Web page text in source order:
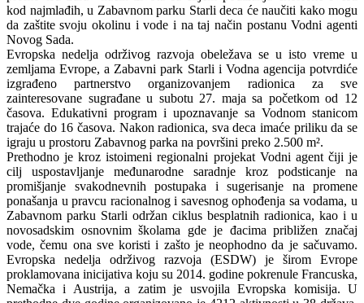
kod najmlađih, u Zabavnom parku Starli deca će naučiti kako mogu
da zaštite svoju okolinu i vode i na taj način postanu Vodni agenti
Novog Sada.
Evropska nedelja održivog razvoja obeležava se u isto vreme u
zemljama Evrope, a Zabavni park Starli i Vodna agencija potvrdiće
izgrađeno partnerstvo organizovanjem radionica za sve
zainteresovane sugrađane u subotu 27. maja sa početkom od 12
časova. Edukativni program i upoznavanje sa Vodnom stanicom
trajaće do 16 časova. Nakon radionica, sva deca imaće priliku da se
igraju u prostoru Zabavnog parka na površini preko 2.500 m².
Prethodno je kroz istoimeni regionalni projekat Vodni agent čiji je
cilj uspostavljanje međunarodne saradnje kroz podsticanje na
promišjanje svakodnevnih postupaka i sugerisanje na promene
ponašanja u pravcu racionalnog i savesnog ophođenja sa vodama, u
Zabavnom parku Starli održan ciklus besplatnih radionica, kao i u
novosadskim osnovnim školama gde je đacima približen značaj
vode, čemu ona sve koristi i zašto je neophodno da je sačuvamo.
Evropska nedelja održivog razvoja (ESDW) je širom Evrope
proklamovana inicijativa koju su 2014. godine pokrenule Francuska,
Nemačka i Austrija, a zatim je usvojila Evropska komisija. U